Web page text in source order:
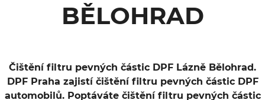
BĚLOHRAD
Čištění filtru pevných částic DPF Lázně Bělohrad.
DPF Praha zajistí čištění filtru pevných částic DPF
automobilů. Poptáváte čištění filtru pevných částic